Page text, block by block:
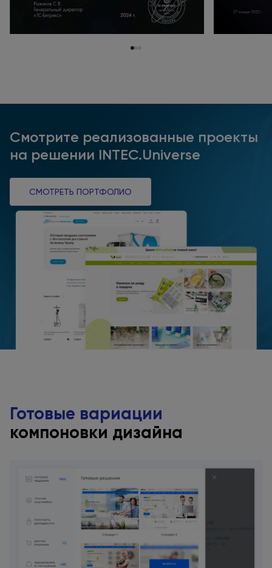
Смотрите реализованные проекты
на решении INTEC.Universe
СМОТРЕТЬ ПОРТФОЛИО
Готовые вариации
компоновки дизайна